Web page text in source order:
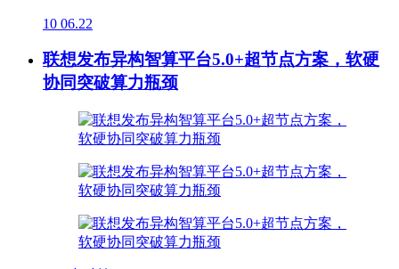
10 06.22
联想发布异构智算平台5.0+超节点方案，软硬
协同突破算力瓶颈